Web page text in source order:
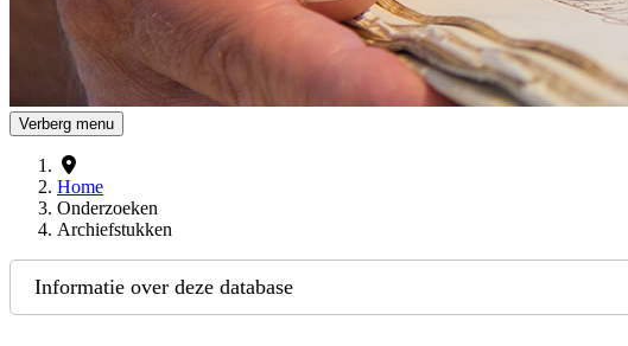
Verberg menu
Home
Onderzoeken
Archiefstukken
Informatie over deze database